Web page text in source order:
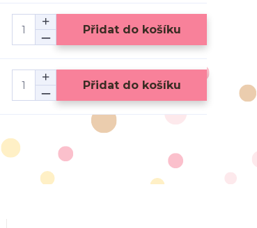
Přidat do košíku
Přidat do košíku